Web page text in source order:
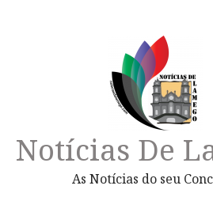
Notícias De
As Notícias do seu